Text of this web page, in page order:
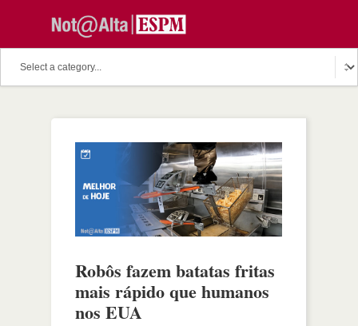
Robôs fazem batatas fritas
mais rápido que humanos
nos EUA